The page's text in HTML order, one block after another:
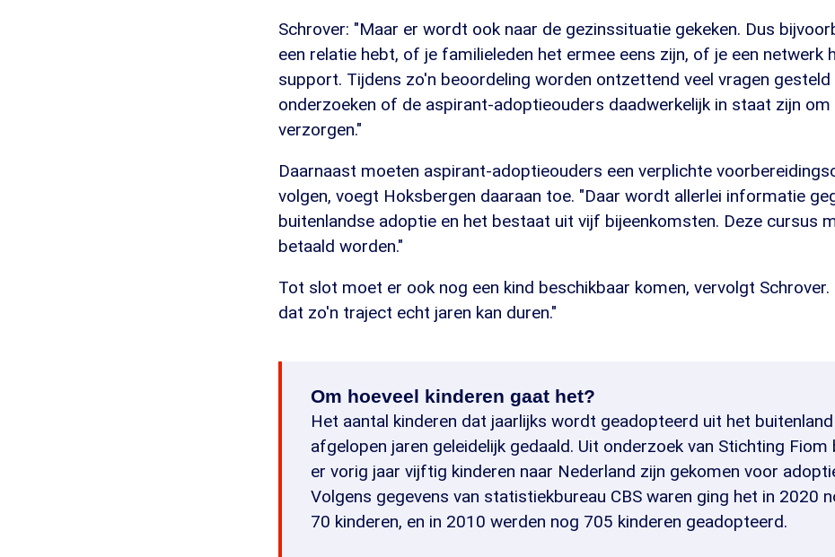
Schrover: "Maar er wordt ook naar de gezinssituatie gekeken. Dus
een relatie hebt, of je familieleden het ermee eens zijn, of je een netwerk
support. Tijdens zo'n beoordeling worden ontzettend veel vragen
onderzoeken of de aspirant-adoptieouders daadwerkelijk in staat zijn om
verzorgen."
Daarnaast moeten aspirant-adoptieouders een verplichte
volgen, voegt Hoksbergen daaraan toe. "Daar wordt allerlei informatie
buitenlandse adoptie en het bestaat uit vijf bijeenkomsten. Deze cursus
betaald worden."
Tot slot moet er ook nog een kind beschikbaar komen, vervolgt Schrover.
dat zo'n traject echt jaren kan duren."
Om hoeveel kinderen gaat het?
Het aantal kinderen dat jaarlijks wordt geadopteerd uit het
afgelopen jaren geleidelijk gedaald. Uit onderzoek van Stichting Fiom
er vorig jaar vijftig kinderen naar Nederland zijn gekomen voor
Volgens gegevens van statistiekbureau CBS waren ging het in 2020
70 kinderen, en in 2010 werden nog 705 kinderen geadopteerd.